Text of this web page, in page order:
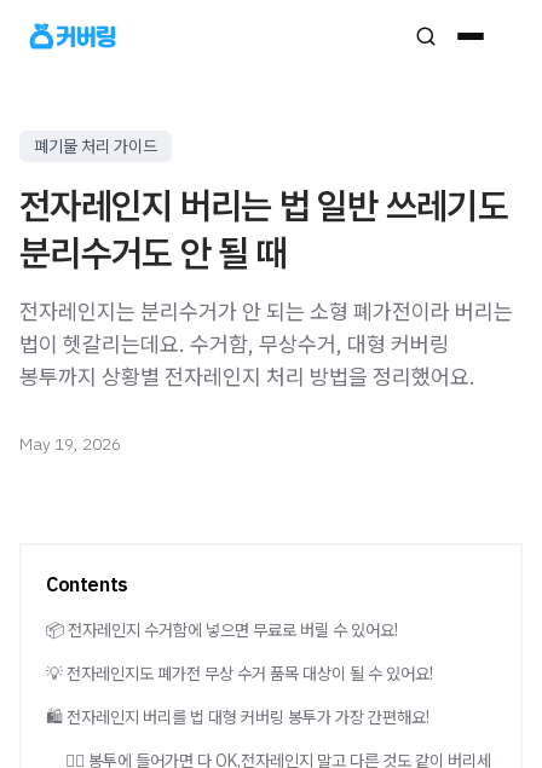
폐기물 처리 가이드
전자레인지 버리는 법 일반 쓰레기도
분리수거도 안 될 때
전자레인지는 분리수거가 안 되는 소형 폐가전이라 버리는
법이 헷갈리는데요. 수거함, 무상수거, 대형 커버링
봉투까지 상황별 전자레인지 처리 방법을 정리했어요.
May 19, 2026
Contents
📦 전자레인지 수거함에 넣으면 무료로 버릴 수 있어요!
💡 전자레인지도 폐가전 무상 수거 품목 대상이 될 수 있어요!
🛍️ 전자레인지 버리를 법 대형 커버링 봉투가 가장 간편해요!
🙆‍♀️ 봉투에 들어가면 다 OK,전자레인지 말고 다른 것도 같이 버리세